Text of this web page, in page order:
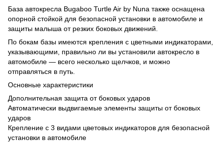
База автокресла Bugaboo Turtle Air by Nuna также оснащена
опорной стойкой для безопасной установки в автомобиле и
защиты малыша от резких боковых движений.
По бокам базы имеются крепления с цветными индикаторами,
указывающими, правильно ли вы установили автокресло в
автомобиле — всего несколько щелчков, и можно
отправляться в путь.
Основные характеристики
Дополнительная защита от боковых ударов
Автоматически выдвигаемые элементы защиты от боковых
ударов
Крепление с 3 видами цветовых индикаторов для безопасной
установки в автомобиле